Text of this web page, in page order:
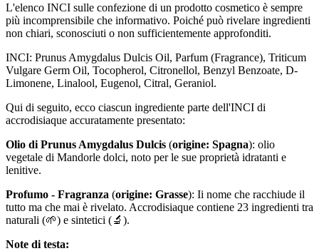
L'elenco INCI sulle confezione di un prodotto cosmetico è sempre
più incomprensibile che informativo. Poiché può rivelare ingredienti
non chiari, sconosciuti o non sufficientemente approfonditi.
INCI: Prunus Amygdalus Dulcis Oil, Parfum (Fragrance), Triticum
Vulgare Germ Oil, Tocopherol, Citronellol, Benzyl Benzoate, D-
Limonene, Linalool, Eugenol, Citral, Geraniol.
Qui di seguito, ecco ciascun ingrediente parte dell'INCI di
accrodisiaque accuratamente presentato:
Olio di Prunus Amygdalus Dulcis (origine: Spagna): olio
vegetale di Mandorle dolci, noto per le sue proprietà idratanti e
lenitive.
Profumo - Fragranza (origine: Grasse): Ii nome che racchiude il
tutto ma che mai è rivelato. Accrodisiaque contiene 23 ingredienti tra
naturali (🌱) e sintetici (🔬).
Note di testa: